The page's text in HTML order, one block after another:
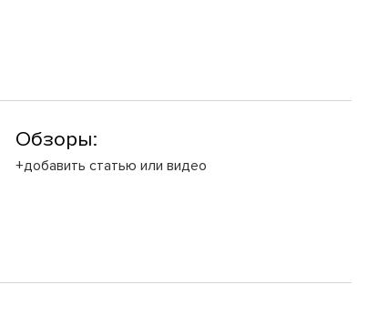
Обзоры:
+добавить статью или видео